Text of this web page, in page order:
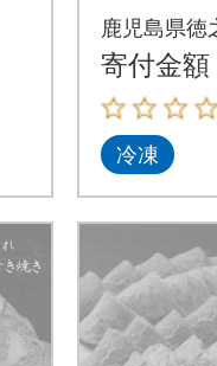
ち)焼肉
ト(二段)
鹿児島県徳
寄付金額
冷凍